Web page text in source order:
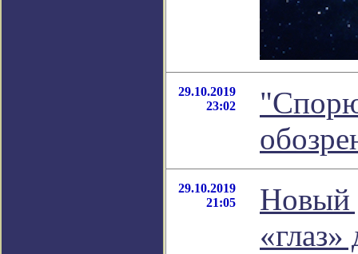
29.10.2019
23:02
29.10.2019
21:05
Новый